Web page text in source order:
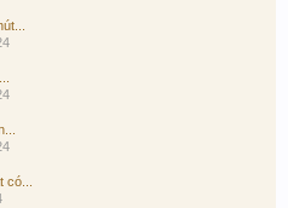
có...